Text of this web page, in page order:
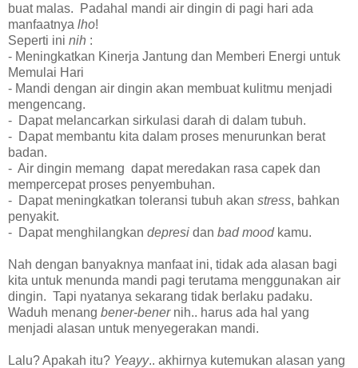
buat malas. Padahal mandi air dingin di pagi hari ada
manfaatnya lho!
Seperti ini nih :
- Meningkatkan Kinerja Jantung dan Memberi Energi untuk
Memulai Hari
- Mandi dengan air dingin akan membuat kulitmu menjadi
mengencang.
- Dapat melancarkan sirkulasi darah di dalam tubuh.
- Dapat membantu kita dalam proses menurunkan berat
badan.
- Air dingin memang dapat meredakan rasa capek dan
mempercepat proses penyembuhan.
- Dapat meningkatkan toleransi tubuh akan stress, bahkan
penyakit.
- Dapat menghilangkan depresi dan bad moodkamu.
Nah dengan banyaknya manfaat ini, tidak ada alasan bagi
kita untuk menunda mandi pagi terutama menggunakan air
dingin. Tapi nyatanya sekarang tidak berlaku padaku.
Waduh menang bener-benernih.. harus ada hal yang
menjadi alasan untuk menyegerakan mandi.
Lalu? Apakah itu? Yeayy.. akhirnya kutemukan alasan yang